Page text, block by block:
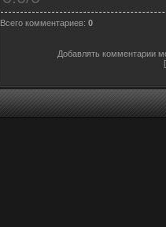
Всего комментариев: 0
Добавлять комментарии